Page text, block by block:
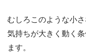
むしろこのような小
気持ちが大きく動く
ます。